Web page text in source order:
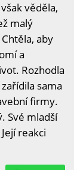
věděla,
malý
aby
a
Rozhodla
sama
firmy.
Své mladší
reakci